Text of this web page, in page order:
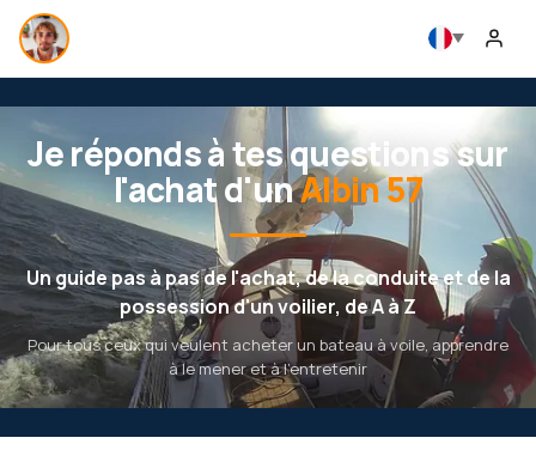
Je réponds à tes questions sur
l'achat d'unAlbin 57
Un guide pas à pas de l'achat, de la conduite et de la
possession d'un voilier, de A à Z
Pour tous ceux qui veulent acheter un bateau à voile, apprendre
à le mener et à l'entretenir